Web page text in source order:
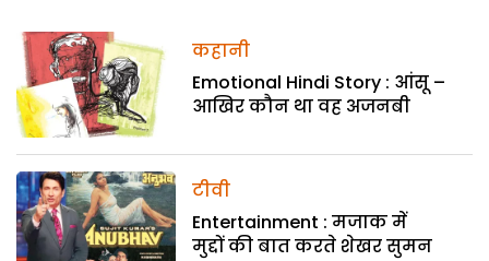
कहानी
Emotional Hindi Story : आंसू –
आखिर कौन था वह अजनबी
टीवी
Entertainment : मजाक में
मुद्दों की बात करते शेखर सुमन